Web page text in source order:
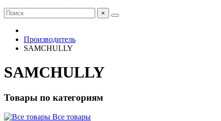
×
Производитель
SAMCHULLY
SAMCHULLY
Товары по категориям
Все товары